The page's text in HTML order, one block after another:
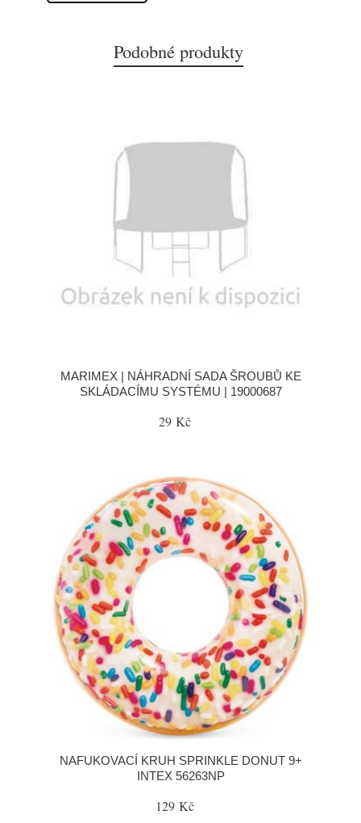
Podobné produkty
MARIMEX | NÁHRADNÍ SADA ŠROUBŮ KE
SKLÁDACÍMU SYSTÉMU | 19000687
29 Kč
NAFUKOVACÍ KRUH SPRINKLE DONUT 9+
INTEX 56263NP
129 Kč